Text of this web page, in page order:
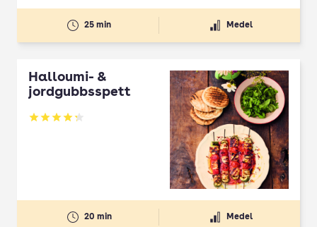
25 min Medel
Halloumi- &
jordgubbsspett
Betyg: 4.3 av 5
20 min Medel